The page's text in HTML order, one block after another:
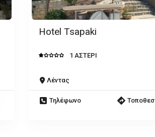
Hotel Tsapaki
1 ΑΣΤΕΡΙ
Λέντας
Τηλέφωνο